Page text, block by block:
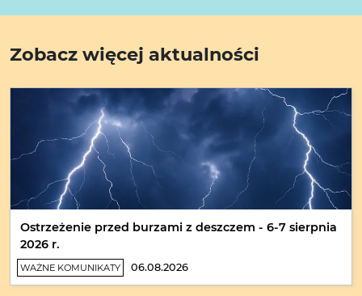
Zobacz więcej aktualności
Ostrzeżenie przed burzami z deszczem - 6-7 sierpnia
2026 r.
WAŻNE KOMUNIKATY 06.08.2026